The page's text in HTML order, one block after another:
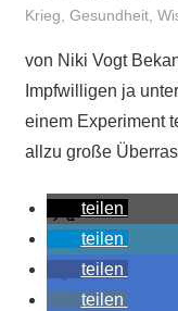
Krieg, Gesundheit,
von Niki Vogt
Impfwilligen ja
einem Experiment
allzu große
teilen
teilen
teilen
teilen